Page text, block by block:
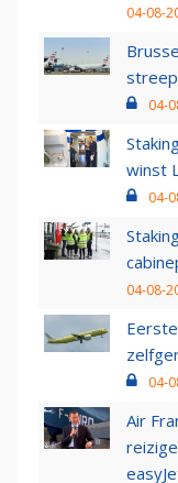
04-08-
04-
winst
04-
04-08-
04-
Air